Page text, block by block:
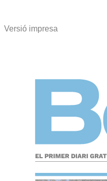
Versió impresa